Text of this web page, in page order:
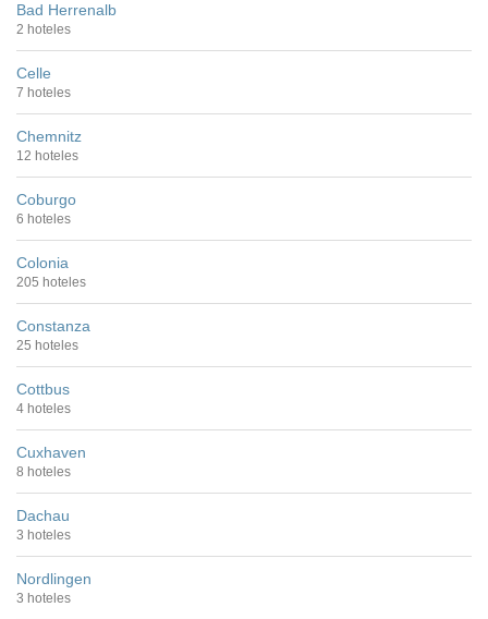
Bad Herrenalb
2 hoteles
Celle
7 hoteles
Chemnitz
12 hoteles
Coburgo
6 hoteles
Colonia
205 hoteles
Constanza
25 hoteles
Cottbus
4 hoteles
Cuxhaven
8 hoteles
Dachau
3 hoteles
Nordlingen
3 hoteles